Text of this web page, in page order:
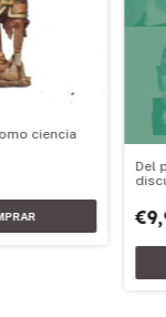
ciencia
Del